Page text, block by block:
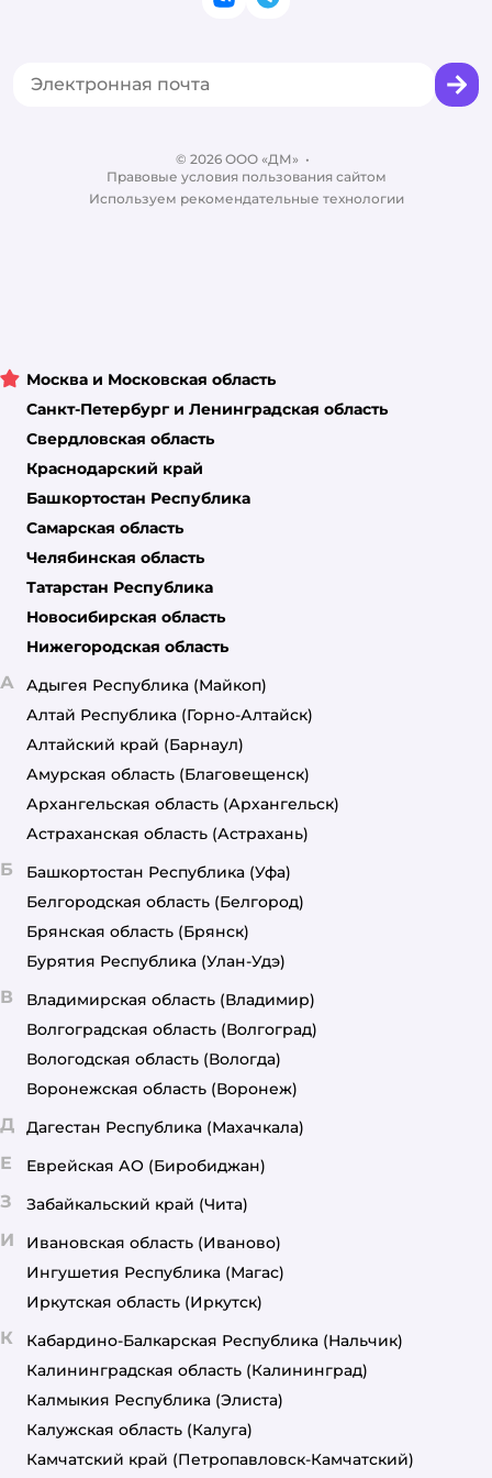
Политика использования файлов cookie
Оплата Мокка
Блог
Корм для собак
© 2026 ООО «ДМ» •
Правовые условия пользования сайтом
Используем рекомендательные технологии
ВКонтакте
Telegram
Москва и Московская область
Санкт-Петербург и Ленинградская область
Свердловская область
Краснодарский край
Башкортостан Республика
Самарская область
Челябинская область
Татарстан Республика
Новосибирская область
Нижегородская область
А Адыгея Республика (Майкоп)
Алтай Республика (Горно-Алтайск)
Алтайский край (Барнаул)
Амурская область (Благовещенск)
Архангельская область (Архангельск)
Астраханская область (Астрахань)
Б Башкортостан Республика (Уфа)
Белгородская область (Белгород)
Брянская область (Брянск)
Бурятия Республика (Улан-Удэ)
В Владимирская область (Владимир)
Волгоградская область (Волгоград)
Вологодская область (Вологда)
Воронежская область (Воронеж)
Д Дагестан Республика (Махачкала)
Е Еврейская АО (Биробиджан)
З Забайкальский край (Чита)
И Ивановская область (Иваново)
Ингушетия Республика (Магас)
Иркутская область (Иркутск)
К Кабардино-Балкарская Республика (Нальчик)
Калининградская область (Калининград)
Калмыкия Республика (Элиста)
Калужская область (Калуга)
Камчатский край (Петропавловск-Камчатский)